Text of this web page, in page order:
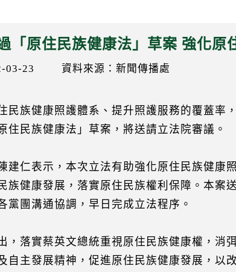
「原住民族健康法」草案 強化原
03-23 資料來源：新聞傳播處
民族健康照護體系、提升照護服務的覆蓋率
住民族健康法」草案，將送請立法院審議。
建仁表示，本次立法有助強化原住民族健康
族健康發展，落實原住民族權利保障。本案
黨團溝通協調，早日完成立法程序。
，落實蔡英文總統重視原住民族健康權，消
自主發展精神，促進原住民族健康發展，以